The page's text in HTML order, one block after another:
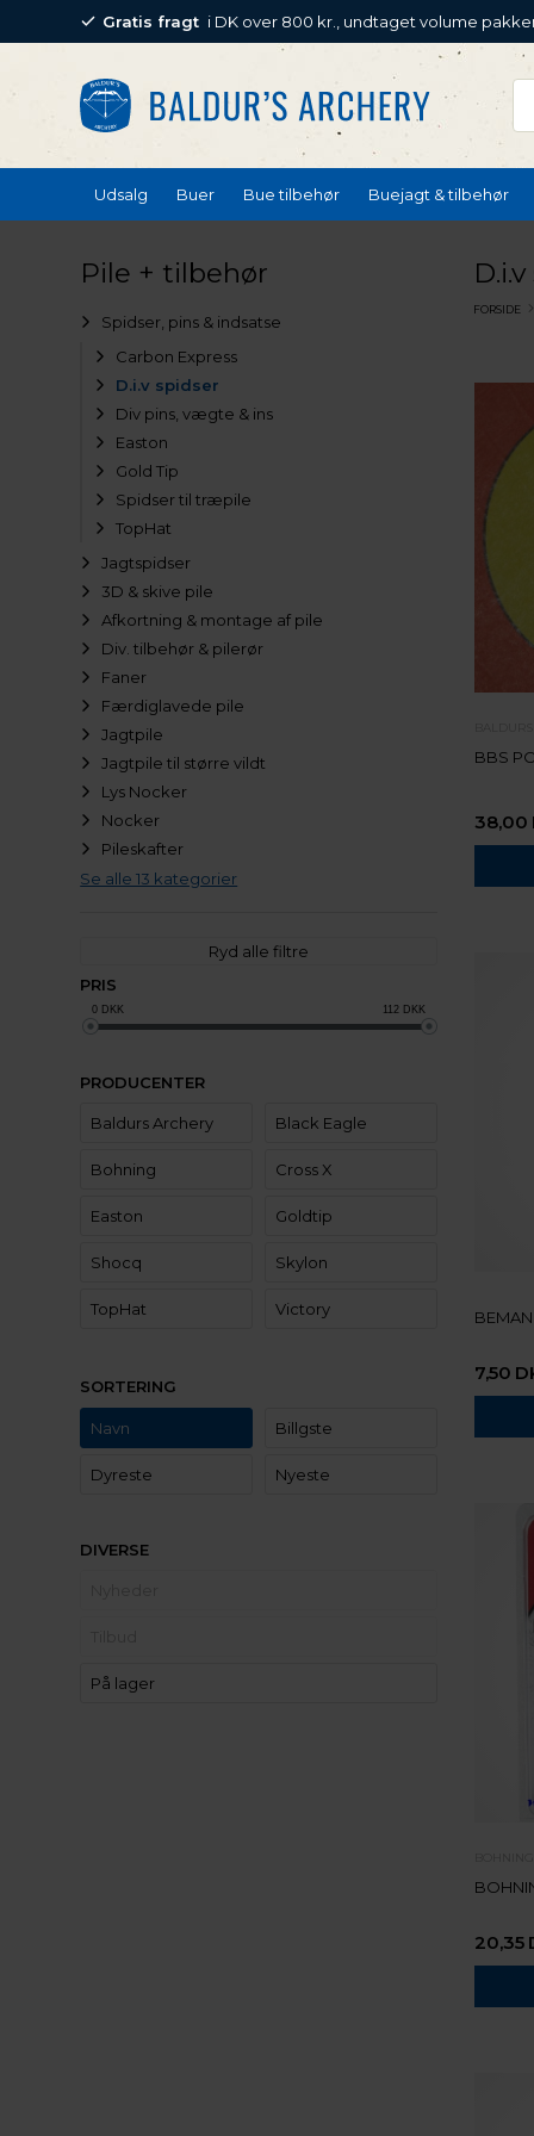
Gratis fragt i DK over 800 kr., undtaget volume
Udsalg Buer Bue tilbehør Buejagt & tilbehør
Pile + tilbehør
Spidser, pins & indsatse
Carbon Express
D.i.v spidser
Div pins, vægte & ins
Easton
Gold Tip
Spidser til træpile
TopHat
Jagtspidser
3D & skive pile
Afkortning & montage af pile
Div. tilbehør & pilerør
Faner
Færdiglavede pile
Jagtpile
Jagtpile til større vildt
Lys Nocker
Nocker
Pileskafter
Se alle 13 kategorier
Ryd alle filtre
PRIS
0 DKK 112 DKK
PRODUCENTER
Baldurs Archery Black Eagle
Bohning Cross X
Easton Goldtip
Shocq Skylon
TopHat Victory
SORTERING
Navn Billgste
Dyreste Nyeste
DIVERSE
På lager
FORSIDE
BBS
38,00
7,50
20,35